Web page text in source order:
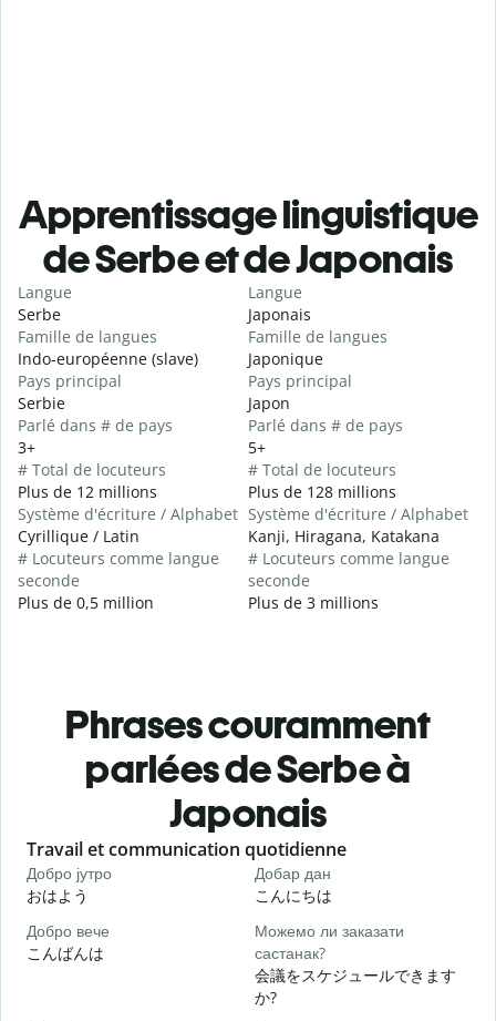
Apprentissage linguistique
de Serbe et de Japonais
Langue
Serbe
Famille de langues
Indo-européenne (slave)
Pays principal
Serbie
Parlé dans # de pays
3+
# Total de locuteurs
Plus de 12 millions
Système d'écriture / Alphabet
Cyrillique / Latin
# Locuteurs comme langue
seconde
Plus de 0,5 million
Langue
Japonais
Famille de langues
Japonique
Pays principal
Japon
Parlé dans # de pays
5+
# Total de locuteurs
Plus de 128 millions
Système d'écriture / Alphabet
Kanji, Hiragana, Katakana
# Locuteurs comme langue
seconde
Plus de 3 millions
Phrases couramment
parlées de Serbe à
Japonais
Slide 1 of 6
Travail et communication quotidienne
Добро јутро
おはよう
Добар дан
こんにちは
Добро вече
こんばんは
Можемо ли заказати
састанак?
会議をスケジュールできます
か?